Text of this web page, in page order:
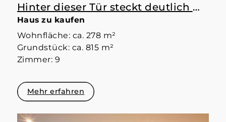
Hinter dieser Tür steckt deutlich mehr als erwartet
Haus zu kaufen
Wohnfläche: ca. 278 m²
Grundstück: ca. 815 m²
Zimmer: 9
Mehr erfahren